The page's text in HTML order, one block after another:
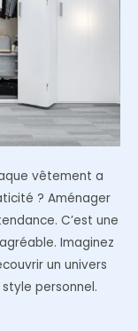
vêtement a
? Aménager
C’est une
Imaginez
un univers
personnel.